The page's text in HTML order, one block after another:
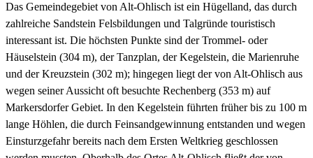
Das Gemeindegebiet von Alt-Ohlisch ist ein Hügelland, das durch
zahlreiche Sandstein Felsbildungen und Talgründe touristisch
interessant ist. Die höchsten Punkte sind der Trommel- oder
Häuselstein (304 m), der Tanzplan, der Kegelstein, die Marienruhe
und der Kreuzstein (302 m); hingegen liegt der von Alt-Ohlisch aus
wegen seiner Aussicht oft besuchte Rechenberg (353 m) auf
Markersdorfer Gebiet. In den Kegelstein führten früher bis zu 100 m
lange Höhlen, die durch Feinsandgewinnung entstanden und wegen
Einsturzgefahr bereits nach dem Ersten Weltkrieg geschlossen